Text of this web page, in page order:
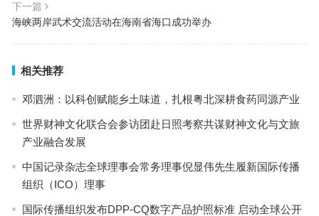
下一篇
海峡两岸武术交流活动在海南省海口成功举办
相关推荐
邓泗洲：以科创赋能乡土味道，扎根粤北深耕食药同源产业
世界财神文化联合会参访团赴日照考察共谋财神文化与文旅
产业融合发展
中国记录杂志全球理事会常务理事倪显伟先生履新国际传播
组织（ICO）理事
国际传播组织发布DPP-CQ数字产品护照标准 启动全球公开